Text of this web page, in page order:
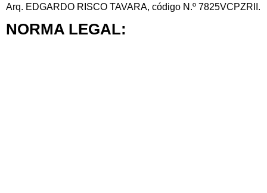
Arq. EDGARDO RISCO TAVARA, código N.º 7825VCPZRII.
NORMA LEGAL: